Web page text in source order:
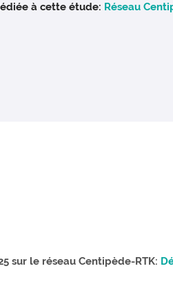
à cette étude: Réseau
sur le réseau Centipède-RTK: